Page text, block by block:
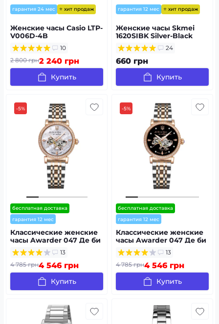
гарантия 24 мес ⭐ хит продаж
Женские часы Casio LTP-
V006D-4B
10
2 800 грн2 240 грн
Купить
гарантия 12 мес ⭐ хит продаж
Женские часы Skmei
1620SIBK Silver-Black
24
660 грн
Купить
-5%
бесплатная доставка
гарантия 12 мес
Классические женские
часы Awarder 047 Де би
не була Pearl 13
4 785 грн4 546 грн
Купить
-5%
бесплатная доставка
гарантия 12 мес
Классические женские
часы Awarder 047 Де би
не була Silver-Gold-Black,
водонепроницаемые
13
4 785 грн4 546 грн
Купить